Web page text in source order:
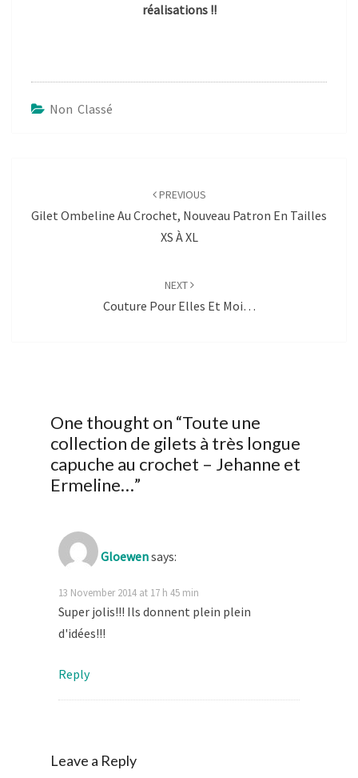
réalisations !!
Non Classé
PREVIOUS
Gilet Ombeline Au Crochet, Nouveau Patron En Tailles
XS À XL
NEXT
Couture Pour Elles Et Moi…
One thought on “Toute une
collection de gilets à très longue
capuche au crochet – Jehanne et
Ermeline…”
Gloewensays:
13 November 2014 at 17 h 45 min
Super jolis!!! Ils donnent plein plein
d'idées!!!
Reply
Leave a Reply